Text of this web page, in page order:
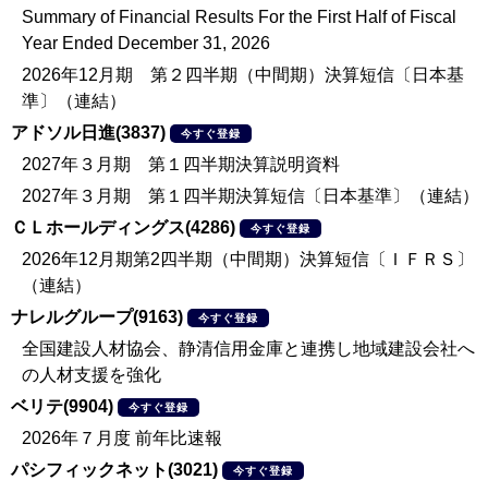
Summary of Financial Results For the First Half of Fiscal
Year Ended December 31, 2026
2026年12月期 第２四半期（中間期）決算短信〔日本基
準〕（連結）
アドソル日進(3837)
今すぐ登録
2027年３月期 第１四半期決算説明資料
2027年３月期 第１四半期決算短信〔日本基準〕（連結）
ＣＬホールディングス(4286)
今すぐ登録
2026年12月期第2四半期（中間期）決算短信〔ＩＦＲＳ〕
（連結）
ナレルグループ(9163)
今すぐ登録
全国建設人材協会、静清信用金庫と連携し地域建設会社へ
の人材支援を強化
ベリテ(9904)
今すぐ登録
2026年７月度 前年比速報
パシフィックネット(3021)
今すぐ登録